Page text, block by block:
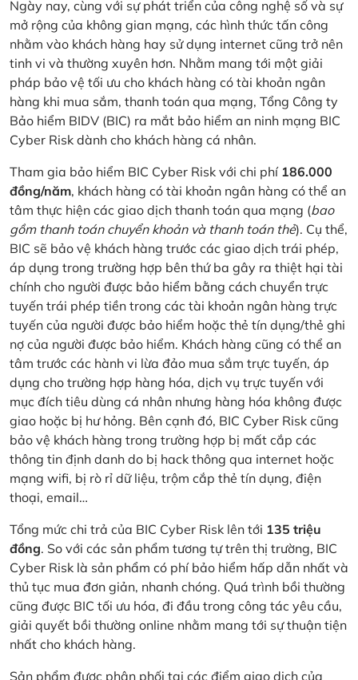
Ngày nay, cùng với sự phát triển của công nghệ số và sự
mở rộng của không gian mạng, các hình thức tấn công
nhằm vào khách hàng hay sử dụng internet cũng trở nên
tinh vi và thường xuyên hơn. Nhằm mang tới một giải
pháp bảo vệ tối ưu cho khách hàng có tài khoản ngân
hàng khi mua sắm, thanh toán qua mạng, Tổng Công ty
Bảo hiểm BIDV (BIC) ra mắt bảo hiểm an ninh mạng BIC
Cyber Risk dành cho khách hàng cá nhân.
Tham gia bảo hiểm BIC Cyber Risk với chi phí 186.000
đồng/năm, khách hàng có tài khoản ngân hàng có thể an
tâm thực hiện các giao dịch thanh toán qua mạng (bao
gồm thanh toán chuyển khoản và thanh toán thẻ). Cụ thể,
BIC sẽ bảo vệ khách hàng trước các giao dịch trái phép,
áp dụng trong trường hợp bên thứ ba gây ra thiệt hại tài
chính cho người được bảo hiểm bằng cách chuyển trực
tuyến trái phép tiền trong các tài khoản ngân hàng trực
tuyến của người được bảo hiểm hoặc thẻ tín dụng/thẻ ghi
nợ của người được bảo hiểm. Khách hàng cũng có thể an
tâm trước các hành vi lừa đảo mua sắm trực tuyến, áp
dụng cho trường hợp hàng hóa, dịch vụ trực tuyến với
mục đích tiêu dùng cá nhân nhưng hàng hóa không được
giao hoặc bị hư hỏng. Bên cạnh đó, BIC Cyber Risk cũng
bảo vệ khách hàng trong trường hợp bị mất cắp các
thông tin định danh do bị hack thông qua internet hoặc
mạng wifi, bị rò rỉ dữ liệu, trộm cắp thẻ tín dụng, điện
thoại, email…
Tổng mức chi trả của BIC Cyber Risk lên tới 135 triệu
đồng. So với các sản phẩm tương tự trên thị trường, BIC
Cyber Risk là sản phẩm có phí bảo hiểm hấp dẫn nhất và
thủ tục mua đơn giản, nhanh chóng. Quá trình bồi thường
cũng được BIC tối ưu hóa, đi đầu trong công tác yêu cầu,
giải quyết bồi thường online nhằm mang tới sự thuận tiện
nhất cho khách hàng.
Sản phẩm được phân phối tại các điểm giao dịch của